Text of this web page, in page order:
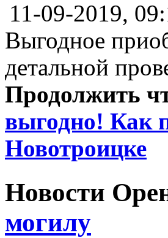
11-09-2019,
Выгодное
детальной
Продолжить
выгодно! Как
Новотроицке
Новости
могилу